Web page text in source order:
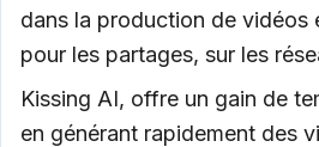
dans la production de vidéos
pour les partages, sur les
Kissing AI, offre un gain de
en générant rapidement des